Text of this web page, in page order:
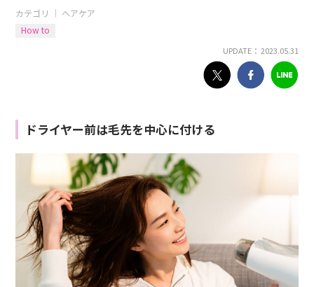
カテゴリ ｜ ヘアケア
How to
UPDATE： 2023.05.31
ドライヤー前は毛先を中心に付ける